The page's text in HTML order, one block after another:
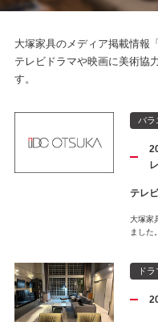
大塚家具のメディア掲載情報
テレビドラマや映画に美術協
す。
バラ
テレ
大塚家
ました。
ドラ